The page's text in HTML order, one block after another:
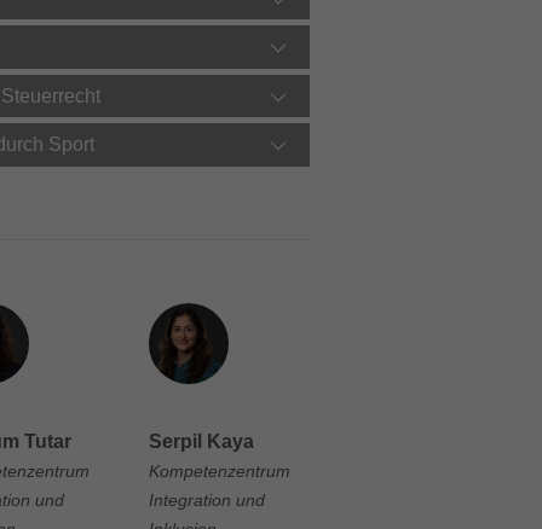
Sport
Tutar
und
Serpil Kaya
Kompetenzentrum
Integration und